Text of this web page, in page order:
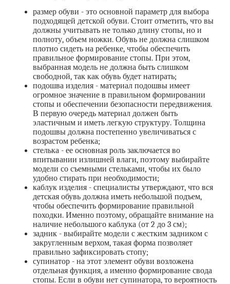
размер обуви - это основной параметр для выбора
подходящей детской обуви. Стоит отметить, что вы
должны учитывать не только длину стопы, но и
полноту, объем ножки. Обувь не должна слишком
плотно сидеть на ребенке, чтобы обеспечить
правильное формирование стопы. При этом,
выбранная модель не должна быть слишком
свободной, так как обувь будет натирать;
подошва изделия - материал подошвы имеет
огромное значение в правильном формировании
стопы и обеспечении безопасности передвижения.
В первую очередь материал должен быть
эластичным и иметь легкую структуру. Толщина
подошвы должна постепенно увеличиваться с
возрастом ребенка;
стелька - ее основная роль заключается во
впитывании излишней влаги, поэтому выбирайте
модели со съемными стельками, чтобы их было
удобно стирать при необходимости;
каблук изделия - специалисты утверждают, что вся
детская обувь должна иметь небольшой подъем,
чтобы обеспечить формирование правильной
походки. Именно поэтому, обращайте внимание на
наличие небольшого каблука (от 2 до 3 см);
задник - выбирайте модели с жестким задником с
закругленным верхом, такая форма позволяет
правильно зафиксировать стопу;
супинатор - на этот элемент обуви возложена
отдельная функция, а именно формирование свода
стопы. Если в обуви нет супинатора, то вероятность